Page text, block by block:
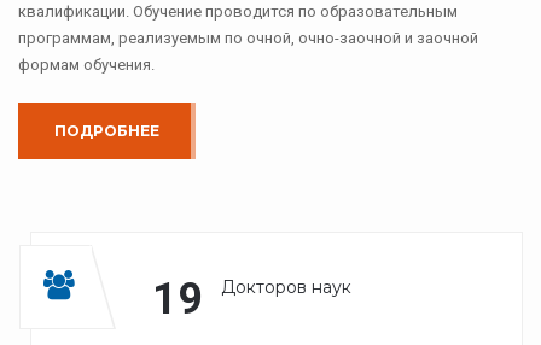
квалификации. Обучение проводится по образовательным
программам, реализуемым по очной, очно-заочной и заочной
формам обучения.
ПОДРОБНЕЕ
19 Докторов наук